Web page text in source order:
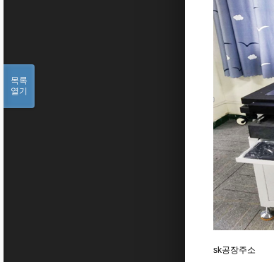
sk공장주소
목록
열기